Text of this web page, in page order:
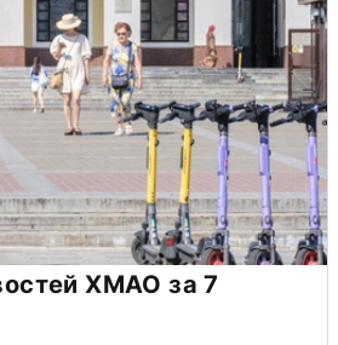
ХМАО за 7